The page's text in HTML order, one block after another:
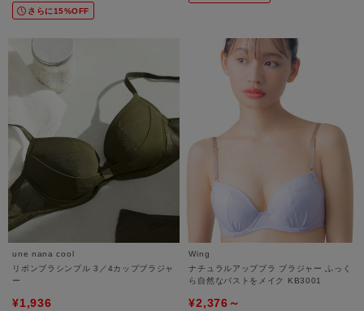
さらに15%OFF
une nana cool
リボンブラシンプル 3／4カップブラジャ
ー
¥1,936
Wing
ナチュラルアップブラ ブラジャー ふっく
ら自然なバストをメイク KB3001
¥2,376～